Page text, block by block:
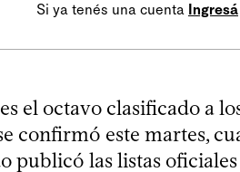
Si ya tenés una cuenta Ingresá
el octavo clasificado a
confirmó este martes,
publicó las listas